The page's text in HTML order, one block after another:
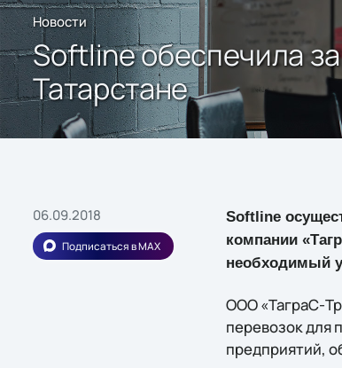
Новости
Softline обеспечила
Татарстане
06.09.2018
Подписаться в MAX
Softline
компании
необходимый
ООО «ТаграС-
перевозок для
предприятий,